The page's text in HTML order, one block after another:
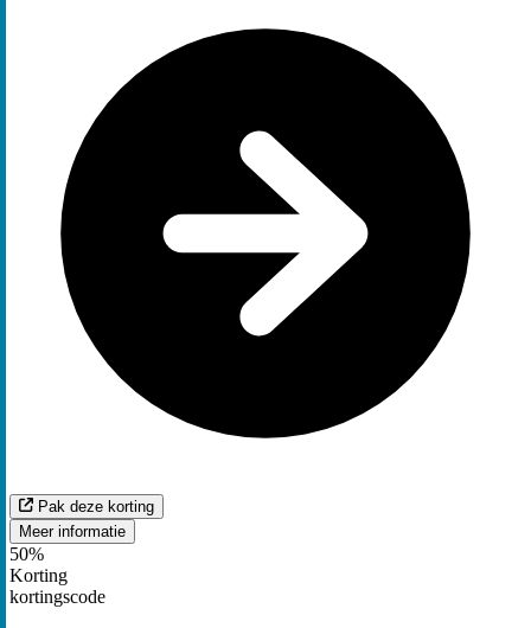
Pak deze korting
Meer informatie
50%
Korting
kortingscode